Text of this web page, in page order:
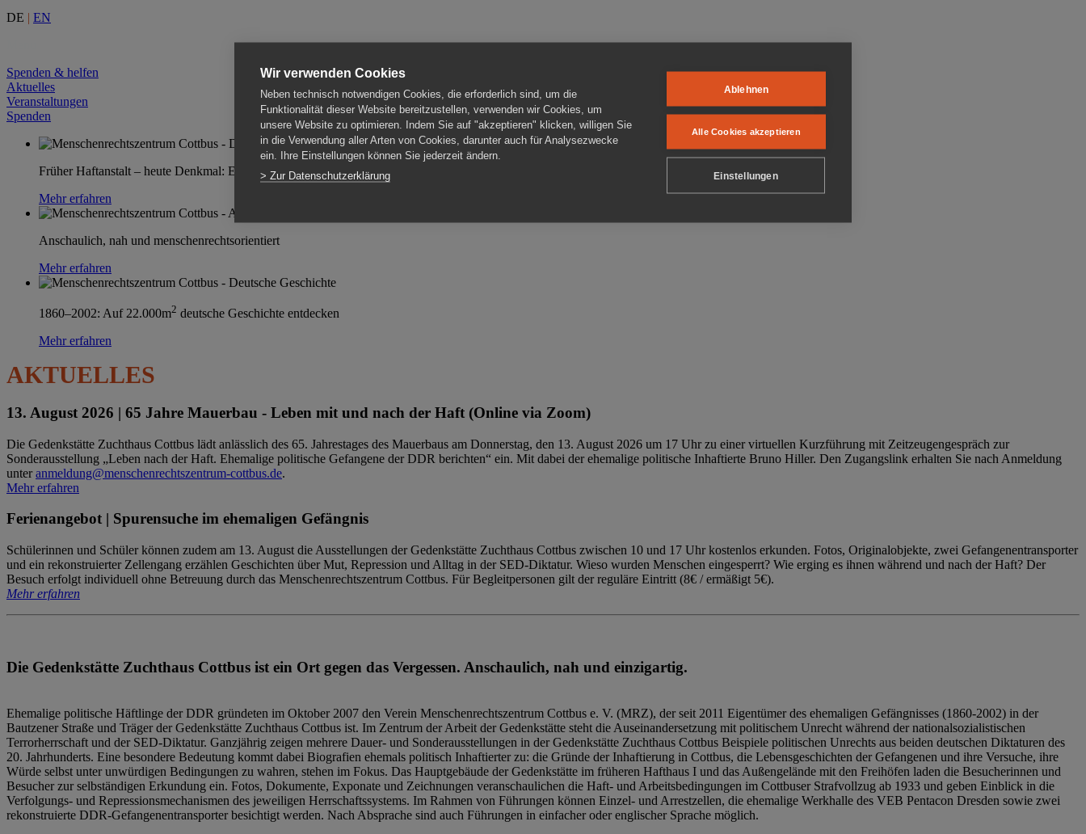
DE | EN
Spenden & helfen
Aktuelles
Veranstaltungen
Spenden
Früher Haftanstalt – heute Denkmal: Einen Ort im Wandel erleben
Mehr erfahren
Anschaulich, nah und menschenrechtsorientiert
Mehr erfahren
1860–2002: Auf 22.000m2 deutsche Geschichte entdecken
Mehr erfahren
AKTUELLES
13. August 2026 | 65 Jahre Mauerbau - Leben mit und nach der Haft (Online via Zoom)
Die Gedenkstätte Zuchthaus Cottbus lädt anlässlich des 65. Jahrestages des Mauerbaus am Donnerstag, den 13. August 2026 um 17 Uhr zu einer virtuellen Kurzführung mit Zeitzeugengespräch zur
Sonderausstellung „Leben nach der Haft. Ehemalige politische Gefangene der DDR berichten“ ein. Mit dabei der ehemalige politische Inhaftierte Bruno Hiller. Den Zugangslink erhalten Sie nach Anmeldung
unteranmeldung@menschenrechtszentrum-cottbus.de.
Mehr erfahren
Ferienangebot | Spurensuche im ehemaligen Gefängnis
Schülerinnen und Schüler können zudem am 13. August die Ausstellungen der Gedenkstätte Zuchthaus Cottbus zwischen 10 und 17 Uhr kostenlos erkunden. Fotos, Originalobjekte, zwei Gefangenentransporter
und ein rekonstruierter Zellengang erzählen Geschichten über Mut, Repression und Alltag in der SED-Diktatur. Wieso wurden Menschen eingesperrt? Wie erging es ihnen während und nach der Haft? Der
Besuch erfolgt individuell ohne Betreuung durch das Menschenrechtszentrum Cottbus. Für Begleitpersonen gilt der reguläre Eintritt (8€ / ermäßigt 5€).
Mehr erfahren
Die Gedenkstätte Zuchthaus Cottbus ist ein Ort gegen das Vergessen. Anschaulich, nah und einzigartig.
Ehemalige politische Häftlinge der DDR gründeten im Oktober 2007 den Verein Menschenrechtszentrum Cottbus e. V. (MRZ), der seit 2011 Eigentümer des ehemaligen Gefängnisses (1860-2002) in der
Bautzener Straße und Träger der Gedenkstätte Zuchthaus Cottbus ist. Im Zentrum der Arbeit der Gedenkstätte steht die Auseinandersetzung mit politischem Unrecht während der nationalsozialistischen
Terrorherrschaft und der SED-Diktatur. Ganzjährig zeigen mehrere Dauer- und Sonderausstellungen in der Gedenkstätte Zuchthaus Cottbus Beispiele politischen Unrechts aus beiden deutschen Diktaturen des
20. Jahrhunderts. Eine besondere Bedeutung kommt dabei Biografien ehemals politisch Inhaftierter zu: die Gründe der Inhaftierung in Cottbus, die Lebensgeschichten der Gefangenen und ihre Versuche, ihre
Würde selbst unter unwürdigen Bedingungen zu wahren, stehen im Fokus. Das Hauptgebäude der Gedenkstätte im früheren Hafthaus I und das Außengelände mit den Freihöfen laden die Besucherinnen und
Besucher zur selbständigen Erkundung ein. Fotos, Dokumente, Exponate und Zeichnungen veranschaulichen die Haft- und Arbeitsbedingungen im Cottbuser Strafvollzug ab 1933 und geben Einblick in die
Verfolgungs- und Repressionsmechanismen des jeweiligen Herrschaftssystems. Im Rahmen von Führungen können Einzel- und Arrestzellen, die ehemalige Werkhalle des VEB Pentacon Dresden sowie zwei
rekonstruierte DDR-Gefangenentransporter besichtigt werden. Nach Absprache sind auch Führungen in einfacher oder englischer Sprache möglich.
Wir verwenden Cookies
Neben technisch notwendigen Cookies, die erforderlich sind, um die
Funktionalität dieser Website bereitzustellen, verwenden wir Cookies, um
unsere Website zu optimieren. Indem Sie auf "akzeptieren" klicken, willigen Sie
in die Verwendung aller Arten von Cookies, darunter auch für Analysezwecke
ein. Ihre Einstellungen können Sie jederzeit ändern.
> Zur Datenschutzerklärung
Ablehnen
Alle Cookies akzeptieren
Einstellungen